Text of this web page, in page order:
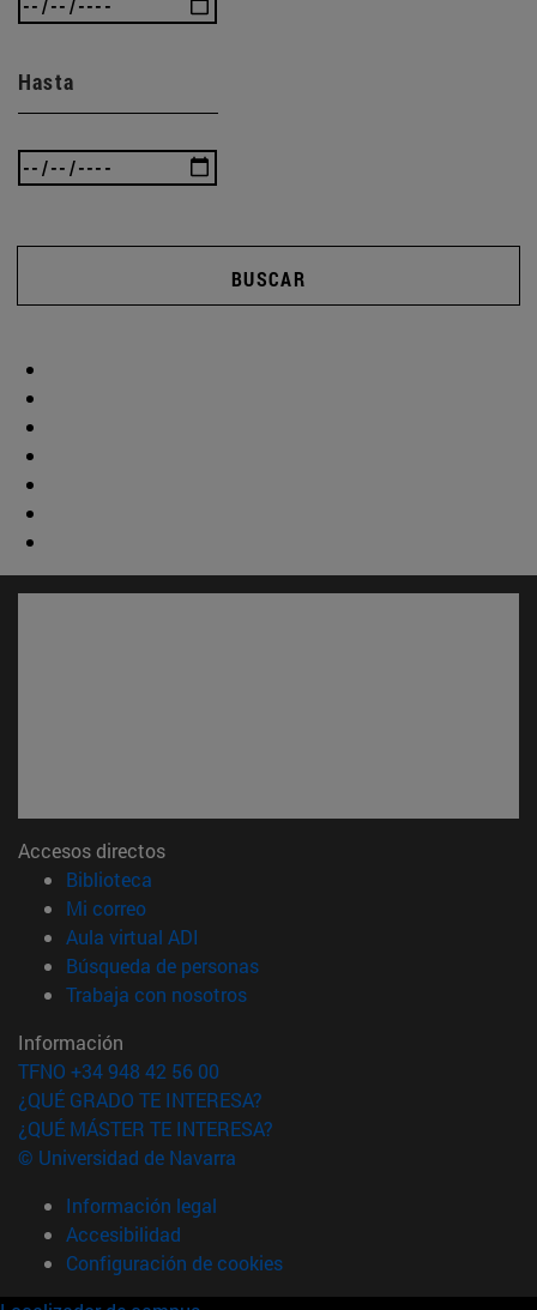
Hasta
BUSCAR
Accesos directos
Biblioteca
Mi correo(abre en nueva ventana)
Aula virtual ADI
Búsqueda de personas(abre en nueva ventana)
Trabaja con nosotros(abre en nueva ventana)
Información
TFNO +34 948 42 56 00
¿QUÉ GRADO TE INTERESA?
¿QUÉ MÁSTER TE INTERESA?
© Universidad de Navarra
Información legal
Accesibilidad
Configuración de cookies